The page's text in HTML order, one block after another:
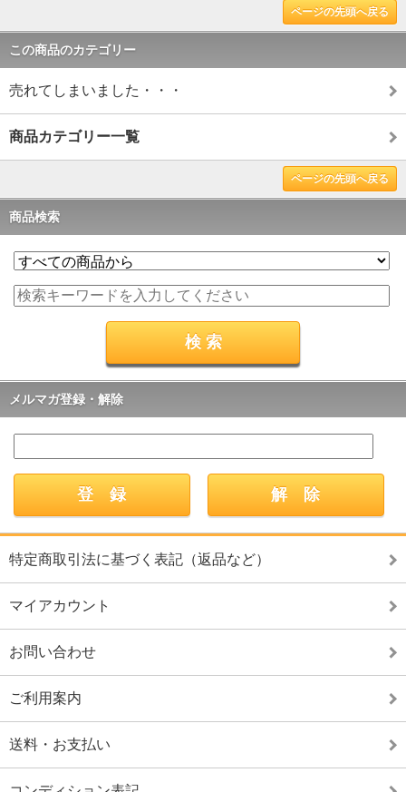
ページの先頭へ戻る
この商品のカテゴリー
売れてしまいました・・・
商品カテゴリー一覧
ページの先頭へ戻る
商品検索
メルマガ登録・解除
特定商取引法に基づく表記（返品など）
マイアカウント
お問い合わせ
ご利用案内
送料・お支払い